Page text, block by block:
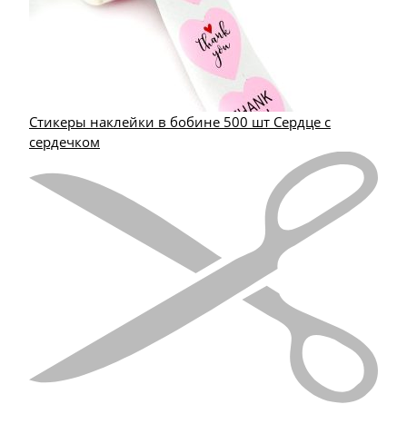
Стикеры наклейки в бобине 500 шт Сердце с
сердечком